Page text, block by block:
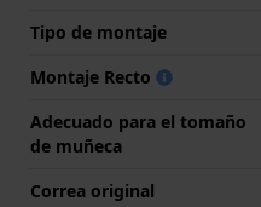
Tipo de montaje
Montaje Recto
Adecuado para el tomaño
de muñeca
Correa original